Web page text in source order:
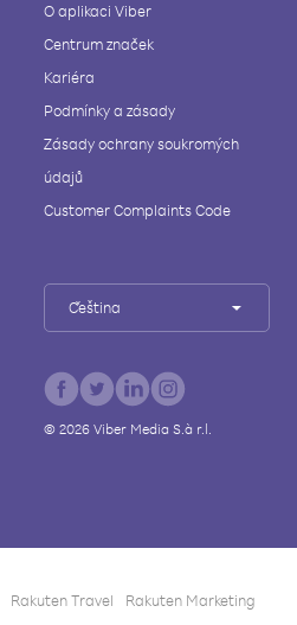
O aplikaci Viber
Centrum značek
Kariéra
Podmínky a zásady
Zásady ochrany soukromých
údajů
Customer Complaints Code
Čeština
© 2026Viber Media S.à r.l.
Rakuten Travel Rakuten Marketing